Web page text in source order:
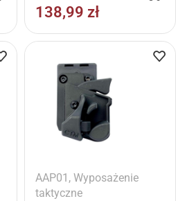
138,99 zł
AAP01 , Wyposażenie
taktyczne